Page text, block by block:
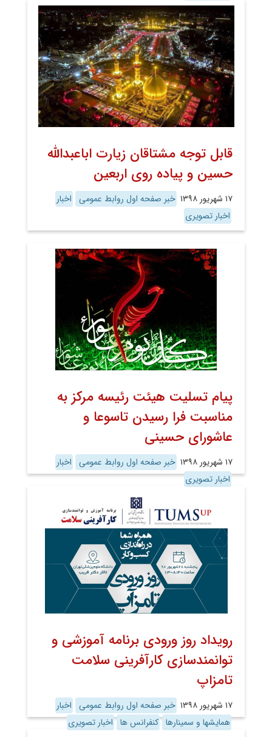
قابل توجه مشتاقان زیارت اباعبدالله
حسین و پیاده روی اربعین
۱۷ شهریور ۱۳۹۸ خبر صفحه اول روابط عمومی اخبار
اخبار تصویری
پیام تسلیت هیئت رئیسه مرکز به
مناسبت فرا رسیدن تاسوعا و
عاشورای حسینی
۱۷ شهریور ۱۳۹۸ خبر صفحه اول روابط عمومی اخبار
اخبار تصویری
رویداد روز ورودی برنامه آموزشی و
توانمندسازی کارآفرینی سلامت
تامزاپ
۱۷ شهریور ۱۳۹۸ خبر صفحه اول روابط عمومی اخبار
همایشها و سمینارها کنفرانس ها اخبار تصویری